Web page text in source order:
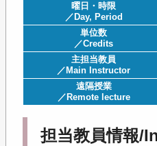
曜日・時限
／Day, Period
単位数
／Credits
主担当教員
／Main Instructor
遠隔授業
／Remote lecture
担当教員情報/